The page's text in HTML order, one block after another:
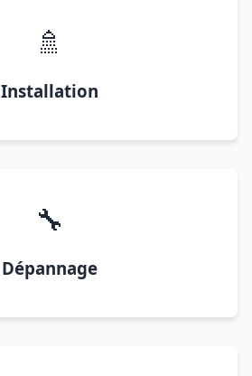
🚿
Installation
🔧
Dépannage